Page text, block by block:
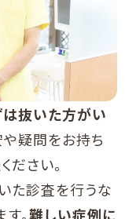
は抜いた方がい
や疑問をお持ち
ださい。
た診査を行うな
。難しい症例に